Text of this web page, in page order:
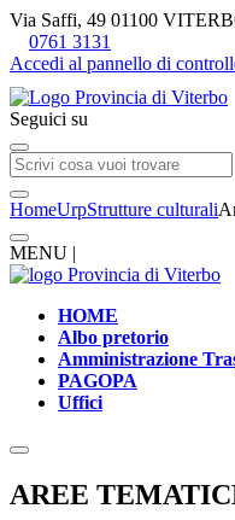
Via Saffi, 49 01100
0761 3131
Accedi al pannello di
Seguici su
HomeUrpStrutture culturali
MENU |
HOME
Albo pretorio
Amministrazione
PAGOPA
Uffici
AREE